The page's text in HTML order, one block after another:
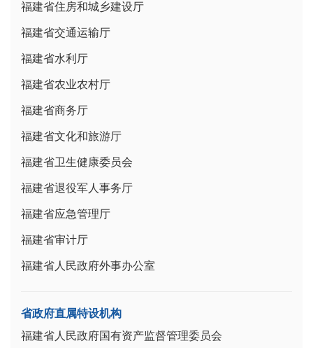
福建省住房和城乡建设厅
福建省交通运输厅
福建省水利厅
福建省农业农村厅
福建省商务厅
福建省文化和旅游厅
福建省卫生健康委员会
福建省退役军人事务厅
福建省应急管理厅
福建省审计厅
福建省人民政府外事办公室
省政府直属特设机构
福建省人民政府国有资产监督管理委员会